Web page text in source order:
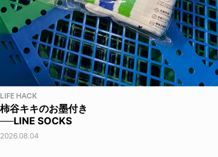
LIFE HACK
柿谷キキのお墨付き
──LINE SOCKS
2026.08.04